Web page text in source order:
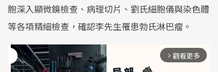
胞深入顯微鏡檢查、病理切片、劉氏細胞儀與染色體
等各項精細檢查，確認李先生罹患勃氏淋巴瘤。
arrow_forward_ios 觀看更多